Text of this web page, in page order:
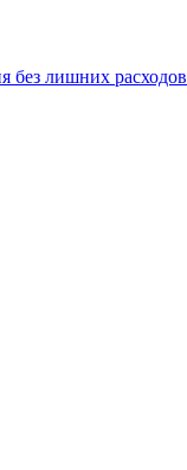
без лишних расходов